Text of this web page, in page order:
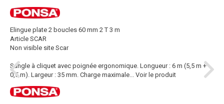
Elingue plate 2 boucles 60 mm 2 T 3 m
Article SCAR
Non visible site Scar
Sangle à cliquet avec poignée ergonomique. Longueur : 6 m (5,5 m +
0,5 m). Largeur : 35 mm. Charge maximale...
Voir le produit